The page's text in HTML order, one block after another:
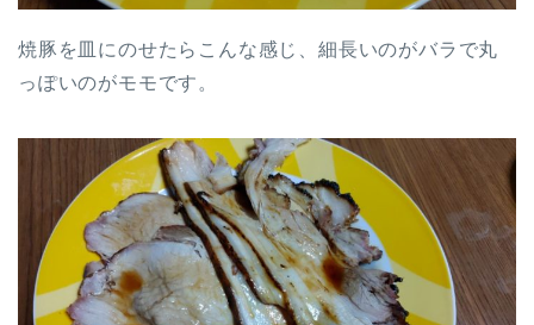
焼豚を皿にのせたらこんな感じ、細長いのがバラで丸
っぽいのがモモです。